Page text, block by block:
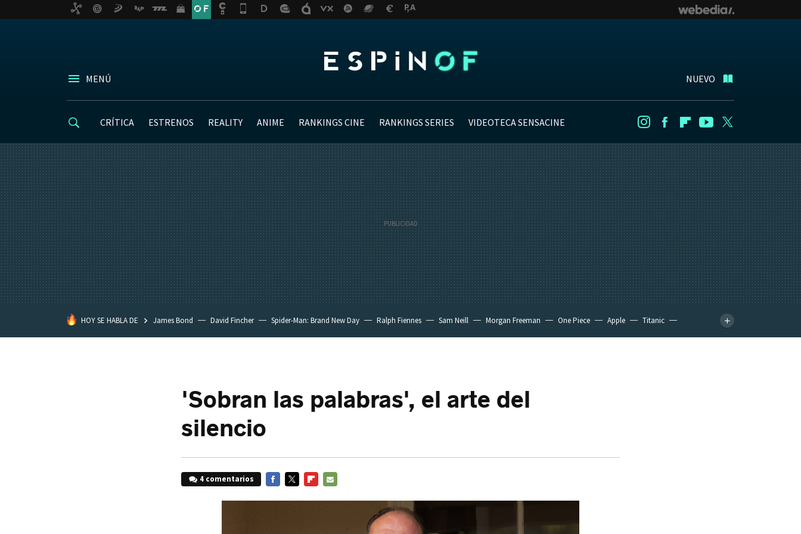
MENÚ NUEVO
CRÍTICA ESTRENOS REALITY ANIME RANKINGS CINE RANKINGS SERIES VIDEOTECA SENSACINE InstagramFacebookFlipboard
Youtube
HOY SE HABLA DE James Bond David Fincher Spider-Man: Brand New Day Ralph Fiennes Sam Neill Morgan Freeman One Piece Apple
Titanic
'Sobran las palabras', el arte del
silencio
4 comentarios